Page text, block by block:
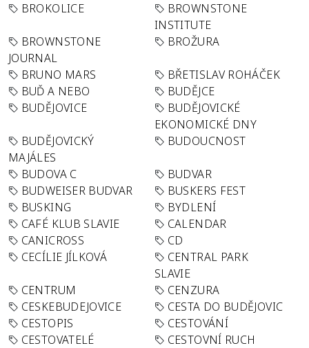
BROKOLICE
BROWNSTONE
INSTITUTE
BROWNSTONE
JOURNAL
BROŽURA
BRUNO MARS
BŘETISLAV ROHÁČEK
BUĎ A NEBO
BUDĚJCE
BUDĚJOVICE
BUDĚJOVICKÉ
EKONOMICKÉ DNY
BUDĚJOVICKÝ
MAJÁLES
BUDOUCNOST
BUDOVA C
BUDVAR
BUDWEISER BUDVAR
BUSKERS FEST
BUSKING
BYDLENÍ
CAFÉ KLUB SLAVIE
CALENDAR
CANICROSS
CD
CECÍLIE JÍLKOVÁ
CENTRAL PARK
SLAVIE
CENTRUM
CENZURA
CESKEBUDEJOVICE
CESTA DO BUDĚJOVIC
CESTOPIS
CESTOVÁNÍ
CESTOVATELÉ
CESTOVNÍ RUCH